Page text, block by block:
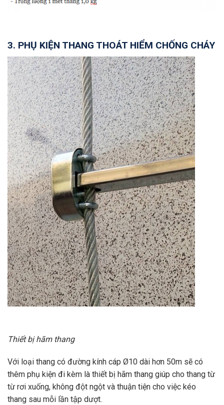
3. PHỤ KIỆN THANG THOÁT HIỂM CHỐNG CHÁY
Thiết bị hãm thang
Với loại thang có đường kính cáp Ø10 dài hơn 50m sẽ có
thêm phụ kiện đi kèm là thiết bị hãm thang giúp cho thang từ
từ rơi xuống, không đột ngột và thuận tiện cho việc kéo
thang sau mỗi lần tập dượt.